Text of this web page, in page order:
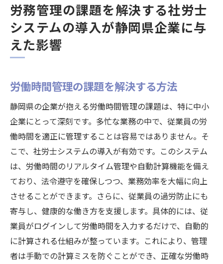
労務管理の課題を解決する社労士
システムの導入が静岡県企業に与
えた影響
労働時間管理の課題を解決する方法
静岡県の企業が抱える労働時間管理の課題は、特に中小
企業にとって深刻です。多忙な業務の中で、従業員の労
働時間を適正に管理することは容易ではありません。そ
こで、社労士システムの導入が有効です。このシステム
は、労働時間のリアルタイム管理や自動計算機能を備え
ており、法令遵守を確保しつつ、業務効率を大幅に向上
させることができます。さらに、従業員の過労防止にも
寄与し、健康的な働き方を支援します。具体的には、従
業員がログインして労働時間を入力するだけで、自動的
に計算される仕組みが整っています。これにより、管理
者は手動での計算ミスを防ぐことができ、正確な労働時